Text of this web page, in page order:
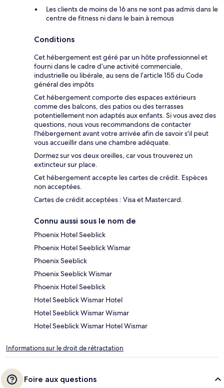
Les clients de moins de 16 ans ne sont pas admis dans le
centre de fitness ni dans le bain à remous
Conditions
Cet hébergement est géré par un hôte professionnel et
fourni dans le cadre d’une activité commerciale,
industrielle ou libérale, au sens de l’article 155 du Code
général des impôts
Cet hébergement comporte des espaces extérieurs
comme des balcons, des patios ou des terrasses
potentiellement non adaptés aux enfants. Si vous avez des
questions, nous vous recommandons de contacter
l'hébergement avant votre arrivée afin de savoir s'il peut
vous accueillir dans une chambre adéquate.
Dormez sur vos deux oreilles, car vous trouverez un
extincteur sur place.
Cet hébergement accepte les cartes de crédit. Espèces
non acceptées.
Cartes de crédit acceptées : Visa et Mastercard.
Connu aussi sous le nom de
Phoenix Hotel Seeblick
Phoenix Hotel Seeblick Wismar
Phoenix Seeblick
Phoenix Seeblick Wismar
Phoenix Hotel Seeblick
Hotel Seeblick Wismar Hotel
Hotel Seeblick Wismar Wismar
Hotel Seeblick Wismar Hotel Wismar
Informations sur le droit de rétractation
Foire aux questions